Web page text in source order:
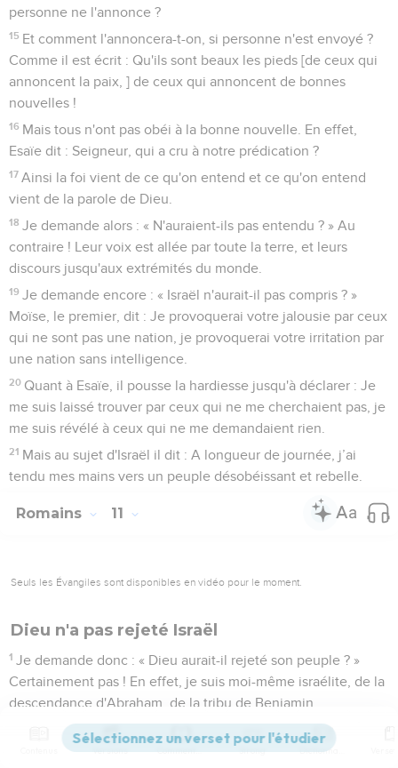
personne ne l'annonce ?
15 Et comment l'annoncera-t-on, si personne n'est envoyé ?
Comme il est écrit : Qu'ils sont beaux les pieds [de ceux qui
annoncent la paix, ] de ceux qui annoncent de bonnes
nouvelles !
16 Mais tous n'ont pas obéi à la bonne nouvelle. En effet,
Esaïe dit : Seigneur, qui a cru à notre prédication ?
17 Ainsi la foi vient de ce qu'on entend et ce qu'on entend
vient de la parole de Dieu.
18 Je demande alors : « N'auraient-ils pas entendu ? » Au
contraire ! Leur voix est allée par toute la terre, et leurs
discours jusqu'aux extrémités du monde.
19 Je demande encore : « Israël n'aurait-il pas compris ? »
Moïse, le premier, dit : Je provoquerai votre jalousie par ceux
qui ne sont pas une nation, je provoquerai votre irritation par
une nation sans intelligence.
20 Quant à Esaïe, il pousse la hardiesse jusqu'à déclarer : Je
me suis laissé trouver par ceux qui ne me cherchaient pas, je
me suis révélé à ceux qui ne me demandaient rien.
21 Mais au sujet d'Israël il dit : A longueur de journée, j’ai
tendu mes mains vers un peuple désobéissant et rebelle.
Romains 11
Seuls les Évangiles sont disponibles en vidéo pour le moment.
Dieu n'a pas rejeté Israël
1 Je demande donc : « Dieu aurait-il rejeté son peuple ? »
Certainement pas ! En effet, je suis moi-même israélite, de la
descendance d'Abraham, de la tribu de Benjamin.
Dieu n'a pas rejeté son peuple, qu'il a connu d'avance. Ne
savez-vous pas ce que l'Ecriture rapporte au sujet d'Elie,
Versions Commentaires Strong